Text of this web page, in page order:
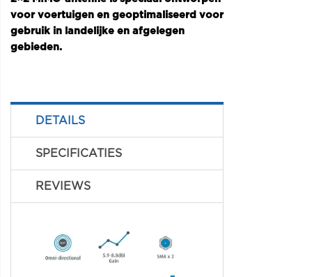
voor voertuigen en geoptimaliseerd voor
gebruik in landelijke en afgelegen
gebieden.
DETAILS
SPECIFICATIES
REVIEWS